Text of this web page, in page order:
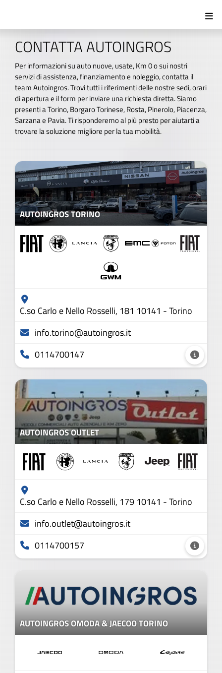
CONTATTA AUTOINGROS
Per informazioni su auto nuove, usate, Km 0 o sui nostri
servizi di assistenza, finanziamento e noleggio, contatta il
team Autoingros. Trovi tutti i riferimenti delle nostre sedi, orari
di apertura e il form per inviare una richiesta diretta. Siamo
presenti a Torino, Borgaro Torinese, Rosta, Pinerolo, Piacenza,
Sarzana e Pavia. Ti risponderemo al più presto per aiutarti a
trovare la soluzione migliore per la tua mobilità.
AUTOINGROS TORINO
C.so Carlo e Nello Rosselli, 181 10141 - Torino
info.torino@autoingros.it
0114700147
AUTOINGROS OUTLET
C.so Carlo e Nello Rosselli, 179 10141 - Torino
info.outlet@autoingros.it
0114700157
AUTOINGROS OMODA & JAECOO TORINO